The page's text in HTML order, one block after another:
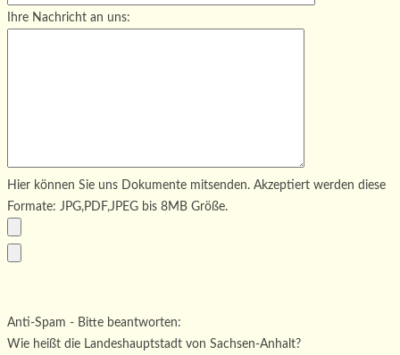
Ihre Nachricht an uns:
Hier können Sie uns Dokumente mitsenden. Akzeptiert werden diese
Formate: JPG,PDF,JPEG bis 8MB Größe.
Bitte lasse dieses Feld leer.
Anti-Spam - Bitte beantworten:
Wie heißt die Landeshauptstadt von Sachsen-Anhalt?